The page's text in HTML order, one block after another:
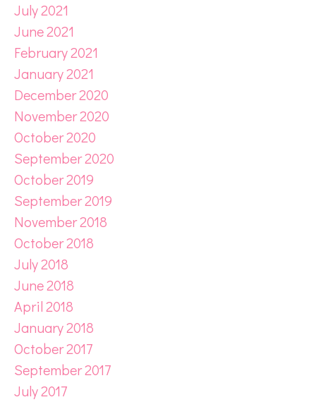
July 2021
June 2021
February 2021
January 2021
December 2020
November 2020
October 2020
September 2020
October 2019
September 2019
November 2018
October 2018
July 2018
June 2018
April 2018
January 2018
October 2017
September 2017
July 2017